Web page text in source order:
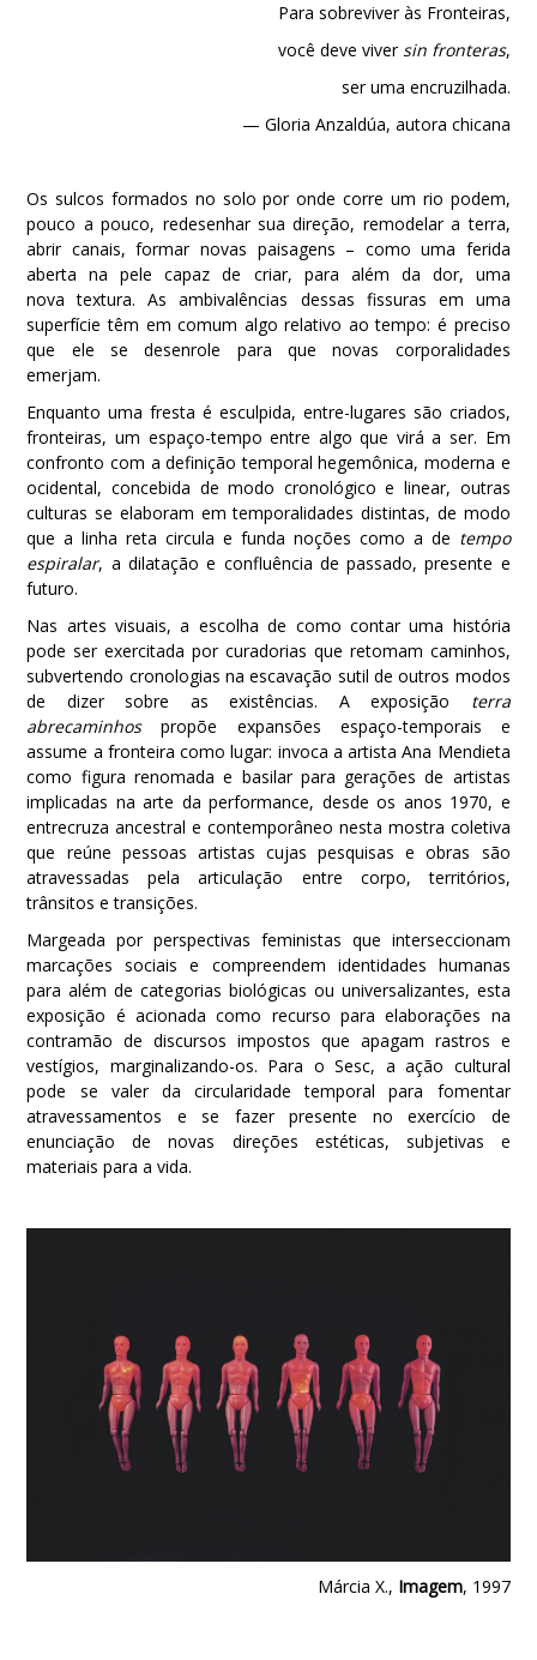
Para sobreviver às Fronteiras,
você deve viver sin fronteras,
ser uma encruzilhada.
— Gloria Anzaldúa, autora chicana
Os sulcos formados no solo por onde corre um rio podem,
pouco a pouco, redesenhar sua direção, remodelar a terra,
abrir canais, formar novas paisagens – como uma ferida
aberta na pele capaz de criar, para além da dor, uma
nova textura. As ambivalências dessas fissuras em uma
superfície têm em comum algo relativo ao tempo: é preciso
que ele se desenrole para que novas corporalidades
emerjam.
Enquanto uma fresta é esculpida, entre-lugares são criados,
fronteiras, um espaço-tempo entre algo que virá a ser. Em
confronto com a definição temporal hegemônica, moderna e
ocidental, concebida de modo cronológico e linear, outras
culturas se elaboram em temporalidades distintas, de modo
que a linha reta circula e funda noções como a de tempo
espiralar, a dilatação e confluência de passado, presente e
futuro.
Nas artes visuais, a escolha de como contar uma história
pode ser exercitada por curadorias que retomam caminhos,
subvertendo cronologias na escavação sutil de outros modos
de dizer sobre as existências. A exposição terra
abrecaminhospropõe expansões espaço-temporais e
assume a fronteira como lugar: invoca a artista Ana Mendieta
como figura renomada e basilar para gerações de artistas
implicadas na arte da performance, desde os anos 1970, e
entrecruza ancestral e contemporâneo nesta mostra coletiva
que reúne pessoas artistas cujas pesquisas e obras são
atravessadas pela articulação entre corpo, territórios,
trânsitos e transições.
Margeada por perspectivas feministas que interseccionam
marcações sociais e compreendem identidades humanas
para além de categorias biológicas ou universalizantes, esta
exposição é acionada como recurso para elaborações na
contramão de discursos impostos que apagam rastros e
vestígios, marginalizando-os. Para o Sesc, a ação cultural
pode se valer da circularidade temporal para fomentar
atravessamentos e se fazer presente no exercício de
enunciação de novas direções estéticas, subjetivas e
materiais para a vida.
Márcia X., Imagem, 1997